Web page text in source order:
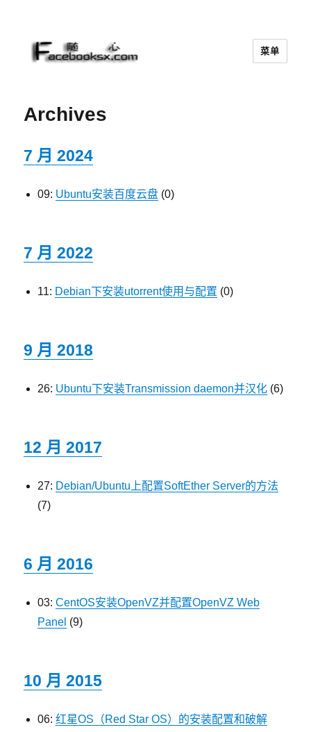
菜单
Archives
7 月 2024
09: Ubuntu安装百度云盘 (0)
7 月 2022
11: Debian下安装utorrent使用与配置 (0)
9 月 2018
26: Ubuntu下安装Transmission daemon并汉化 (6)
12 月 2017
27: Debian/Ubuntu上配置SoftEther Server的方法
(7)
6 月 2016
03: CentOS安装OpenVZ并配置OpenVZ Web
Panel (9)
10 月 2015
06: 红星OS（Red Star OS）的安装配置和破解